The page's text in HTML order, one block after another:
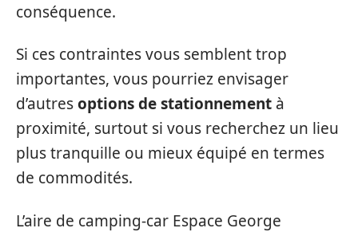
conséquence.
Si ces contraintes vous semblent trop
importantes, vous pourriez envisager
d’autresoptions de stationnement à
proximité, surtout si vous recherchez un lieu
plus tranquille ou mieux équipé en termes
de commodités.
L’aire de camping-car Espace George